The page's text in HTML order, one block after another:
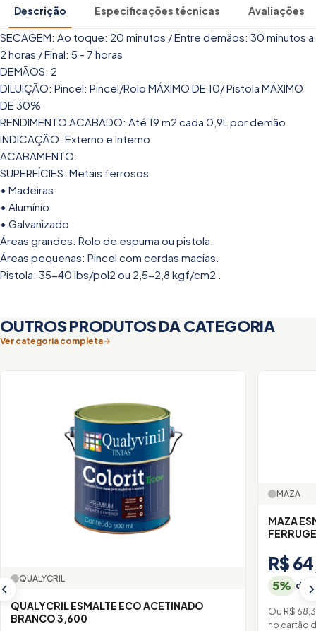
Descrição Especificações técnicas Avaliações
SECAGEM: Ao toque: 20 minutos / Entre demãos: 30 minutos a
2 horas / Final: 5 - 7 horas
DEMÃOS: 2
DILUIÇÃO: Pincel: Pincel/Rolo MÁXIMO DE 10/ Pistola MÁXIMO
DE 30%
RENDIMENTO ACABADO: Até 19 m2 cada 0,9L por demão
INDICAÇÃO: Externo e Interno
ACABAMENTO:
SUPERFÍCIES: Metais ferrosos
• Madeiras
• Alumínio
• Galvanizado
Áreas grandes: Rolo de espuma ou pistola.
Áreas pequenas: Pincel com cerdas macias.
Pistola: 35-40 lbs/pol2 ou 2,5-2,8 kgf/cm2 .
OUTROS PRODUTOS DA CATEGORIA
Ver categoria completa
QUALYCRIL
QUALYCRIL ESMALTE ECO ACETINADO
BRANCO 3,600
MAZA
MAZA
R$
5% de
Ou R$
no cartão